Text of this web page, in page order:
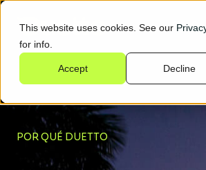
This website uses cookies. See our
for info.
Accept Decline
POR QUÉ DUETTO